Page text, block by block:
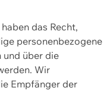
das Recht,
personenbezogene
und über die
Wir
Empfänger der